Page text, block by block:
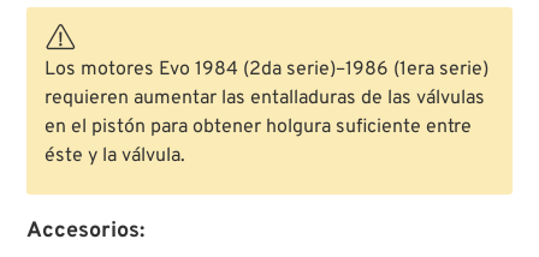
Los motores Evo 1984 (2da serie)–1986 (1era serie)
requieren aumentar las entalladuras de las válvulas
en el pistón para obtener holgura suficiente entre
éste y la válvula.
Accesorios: